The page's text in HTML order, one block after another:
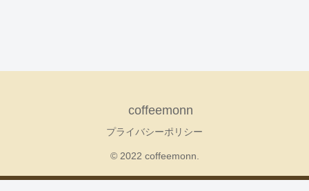
coffeemonn
プライバシーポリシー
© 2022 coffeemonn.